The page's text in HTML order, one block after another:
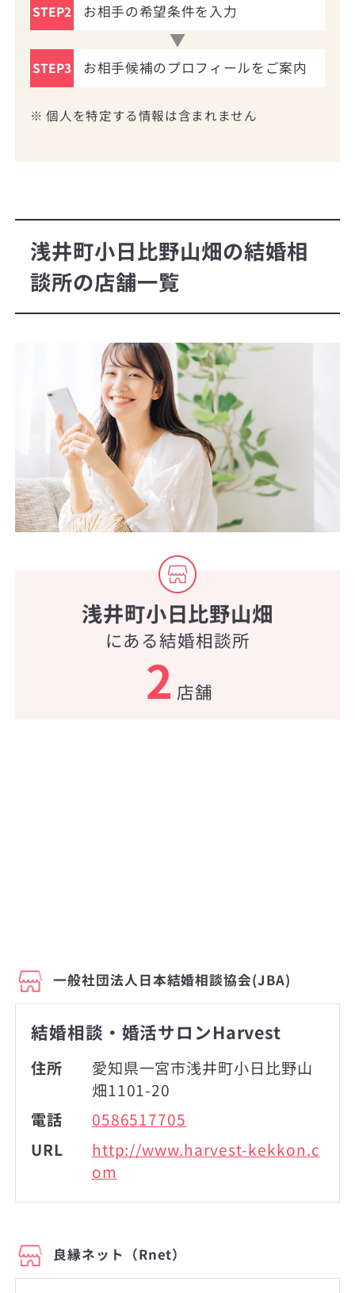
STEP2 お相手の希望条件を入力
STEP3 お相手候補のプロフィールをご案内
※ 個人を特定する情報は含まれません
浅井町小日比野山畑の結婚相
談所の店舗一覧
浅井町小日比野山畑
にある結婚相談所
2 店舗
一般社団法人日本結婚相談協会(JBA)
結婚相談・婚活サロンHarvest
住所
愛知県一宮市浅井町小日比野山
畑1101-20
電話
0586517705
URL
http://www.harvest-kekkon.c
om
良縁ネット（Rnet）